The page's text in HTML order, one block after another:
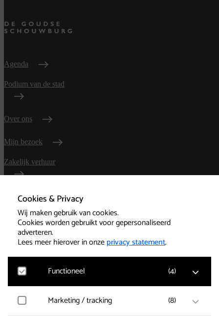
Cookies & Privacy
Wij maken gebruik van cookies.
Cookies worden gebruikt voor gepersonaliseerd
adverteren.
Lees meer hierover in onzeprivacy statement.
Functioneel (4)
Google Analytics
Marketing / tracking (8)
Agenda
Podium van de stad
Over ons
Mijn bezoek
Zakelijk verhuur
Contact
Route
Veelgestelde vragen
Algemene
voorwaarden